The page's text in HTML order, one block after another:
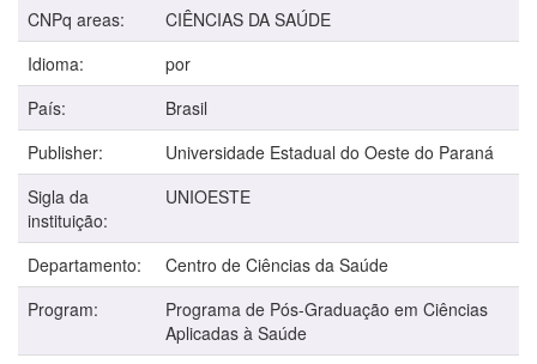
CNPq areas:
CIÊNCIAS DA SAÚDE
Idioma:
por
País:
Brasil
Publisher:
Universidade Estadual do Oeste do Paraná
Sigla da
instituição:
UNIOESTE
Departamento:
Centro de Ciências da Saúde
Program:
Programa de Pós-Graduação em Ciências
Aplicadas à Saúde